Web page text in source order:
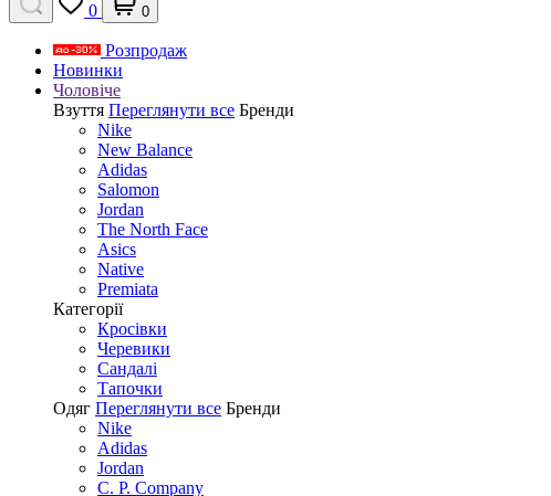
0 0
Розпродаж
Новинки
Чоловіче
Взуття Переглянути все Бренди
Nike
New Balance
Adidas
Salomon
Jordan
The North Face
Asics
Native
Premiata
Категорії
Кросівки
Черевики
Сандалі
Tапочки
Одяг Переглянути все Бренди
Nike
Adidas
Jordan
C. P. Company